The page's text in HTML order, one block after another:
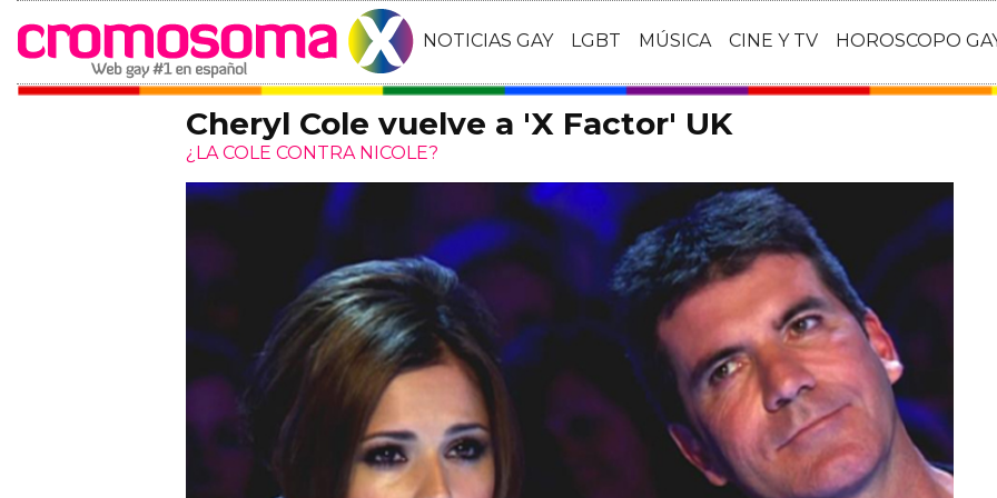
NOTICIAS GAY LGBT MÚSICA CINE Y TV HOROSCOPO
Cheryl Cole vuelve a 'X Factor' UK
¿LA COLE CONTRA NICOLE?